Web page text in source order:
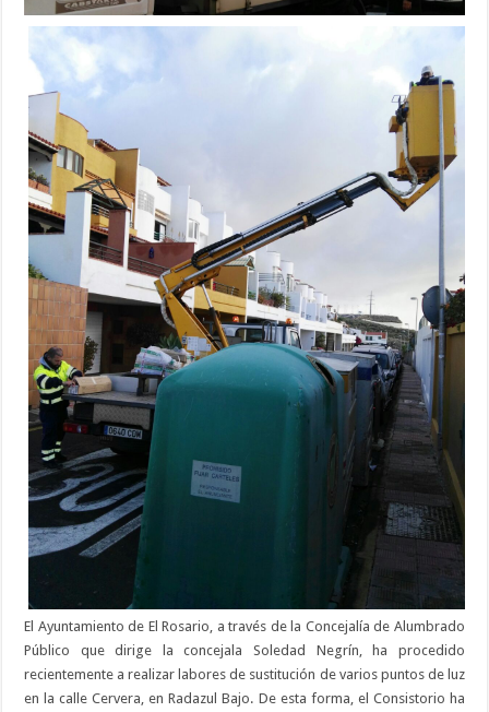
El Ayuntamiento de El Rosario, a través de la Concejalía de Alumbrado
Público que dirige la concejala Soledad Negrín, ha procedido
recientemente a realizar labores de sustitución de varios puntos de luz
en la calle Cervera, en Radazul Bajo. De esta forma, el Consistorio ha